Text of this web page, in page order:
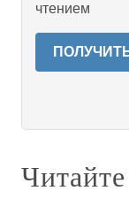
чтением